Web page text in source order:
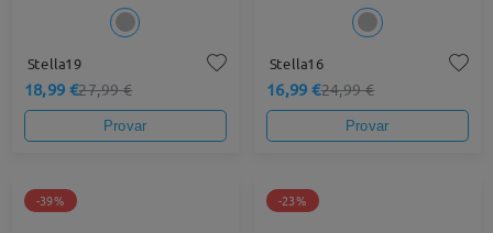
Stella19
18,99 €27,99 €
Provar
Stella16
16,99 €24,99 €
Provar
-39% -23%